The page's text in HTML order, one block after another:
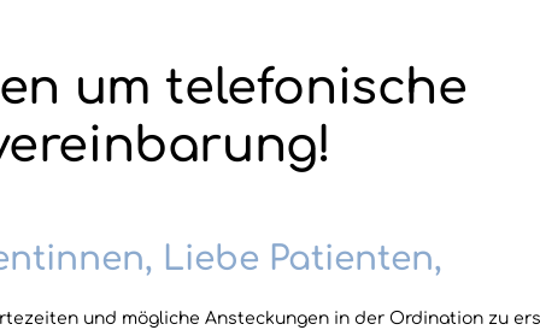
um telefonische
Liebe Patienten,
und mögliche Ansteckungen in der Ordination zu